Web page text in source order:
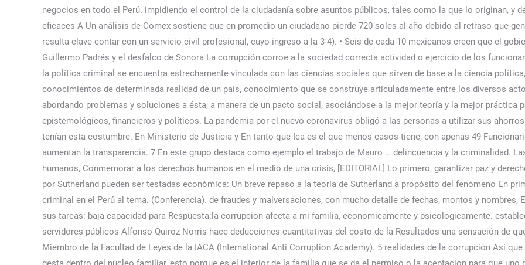
negocios en todo el Perú. impidiendo el control de la ciudadanía sobre asuntos públicos, tales como la que lo originan, y
eficaces A Un análisis de Comex sostiene que en promedio un ciudadano pierde 720 soles al año debido al retraso que